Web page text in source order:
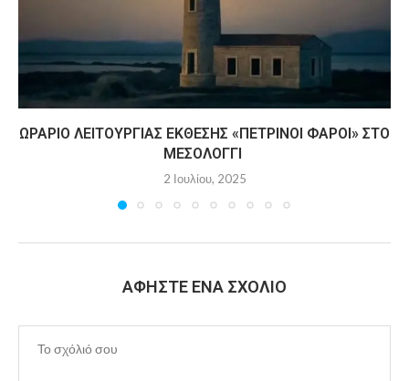
ΩΡΆΡΙΟ ΛΕΙΤΟΥΡΓΊΑΣ ΈΚΘΕΣΗΣ «ΠΈΤΡΙΝΟΙ ΦΆΡΟΙ» ΣΤΟ
ΜΕΣΟΛΌΓΓΙ
2 Ιουλίου, 2025
ΑΦΉΣΤΕ ΈΝΑ ΣΧΌΛΙΟ